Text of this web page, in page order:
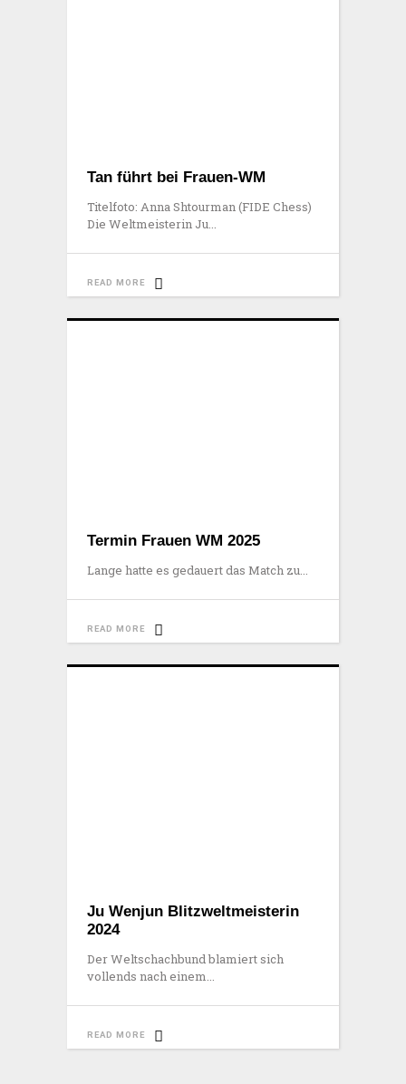
Tan führt bei Frauen-WM
Titelfoto: Anna Shtourman (FIDE Chess)
Die Weltmeisterin Ju
READ MORE
Termin Frauen WM 2025
Lange hatte es gedauert das Match zu
READ MORE
Ju Wenjun Blitzweltmeisterin
2024
Der Weltschachbund blamiert sich
vollends nach einem
READ MORE